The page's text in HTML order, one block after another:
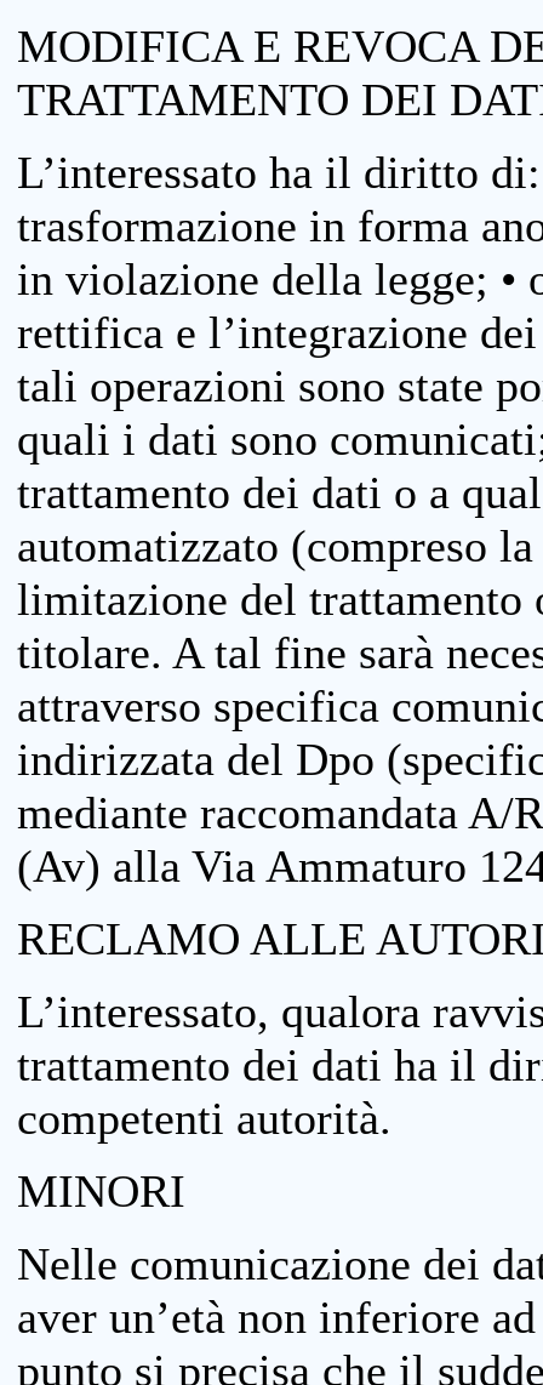
MODIFICA E REVOCA
TRATTAMENTO DEI
L’interessato ha il diritto
trasformazione in forma
in violazione della legge; •
rettifica e l’integrazione
tali operazioni sono state
quali i dati sono
trattamento dei dati o a
automatizzato (compreso
limitazione del trattamento
titolare. A tal fine sarà
attraverso specifica
indirizzata del Dpo
mediante raccomandata
(Av) alla Via Ammaturo
RECLAMO ALLE
L’interessato, qualora
trattamento dei dati ha il
competenti autorità.
MINORI
Nelle comunicazione dei
aver un’età non inferiore
punto si precisa che il